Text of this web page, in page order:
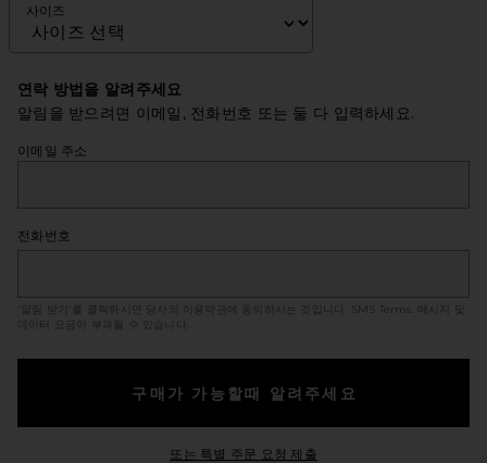
사이즈
연락 방법을 알려주세요
알림을 받으려면 이메일, 전화번호 또는 둘 다 입력하세요.
이메일 주소
전화번호
'알림 받기'를 클릭하시면 당사의 이용약관에 동의하시는 것입니다. SMS Terms
. 메시지 및
데이터 요금이 부과될 수 있습니다.
구매가 가능할때 알려주세요
또는 특별 주문 요청 제출Opens in a modal window